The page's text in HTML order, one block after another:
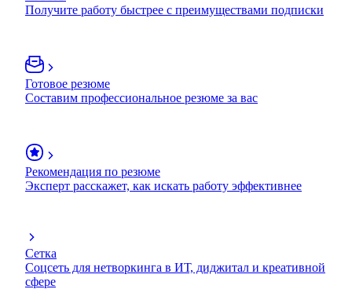
Получите работу быстрее с преимуществами подписки
Готовое резюме
Составим профессиональное резюме за вас
Рекомендация по резюме
Эксперт расскажет, как искать работу эффективнее
Сетка
Соцсеть для нетворкинга в ИТ, диджитал и креативной
сфере